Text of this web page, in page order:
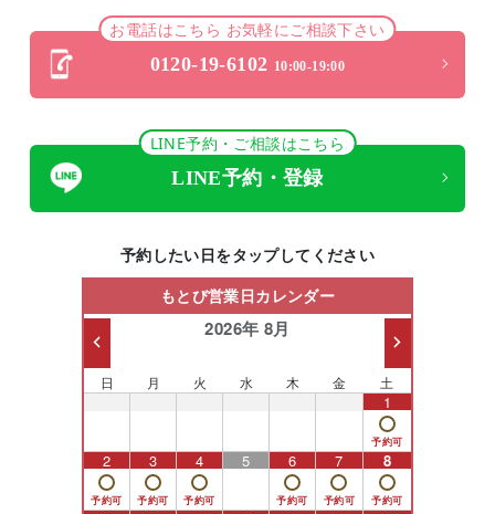
お電話はこちら お気軽にご相談下さい
0120-19-6102 10:00-19:00
LINE予約・ご相談はこちら
LINE予約・登録
予約したい日をタップしてください
もとび営業日カレンダー
2026年 8月
日 月 火 水 木 金 土
1
2 3 4 5 6 7 8